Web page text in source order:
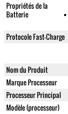
Propriétés de la
Batterie
Protocole Fast-Charge
Nom du Produit
Marque Processeur
Processeur Principal
Modèle (processeur)